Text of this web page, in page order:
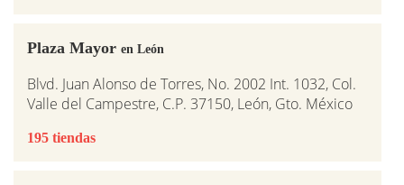
Plaza Mayor en León
Blvd. Juan Alonso de Torres, No. 2002 Int. 1032, Col.
Valle del Campestre, C.P. 37150, León, Gto. México
195 tiendas